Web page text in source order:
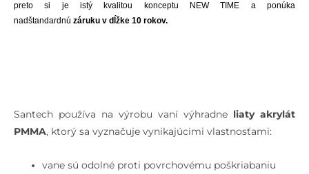
preto si je istý kvalitou konceptu NEW TIME a ponúka
nadštandardnú záruku v dĺžke 10 rokov.
Santech používa na výrobu vaní výhradne liaty akrylát
PMMA, ktorý sa vyznačuje vynikajúcimi vlastnosťami:
vane sú odolné proti povrchovému poškriabaniu